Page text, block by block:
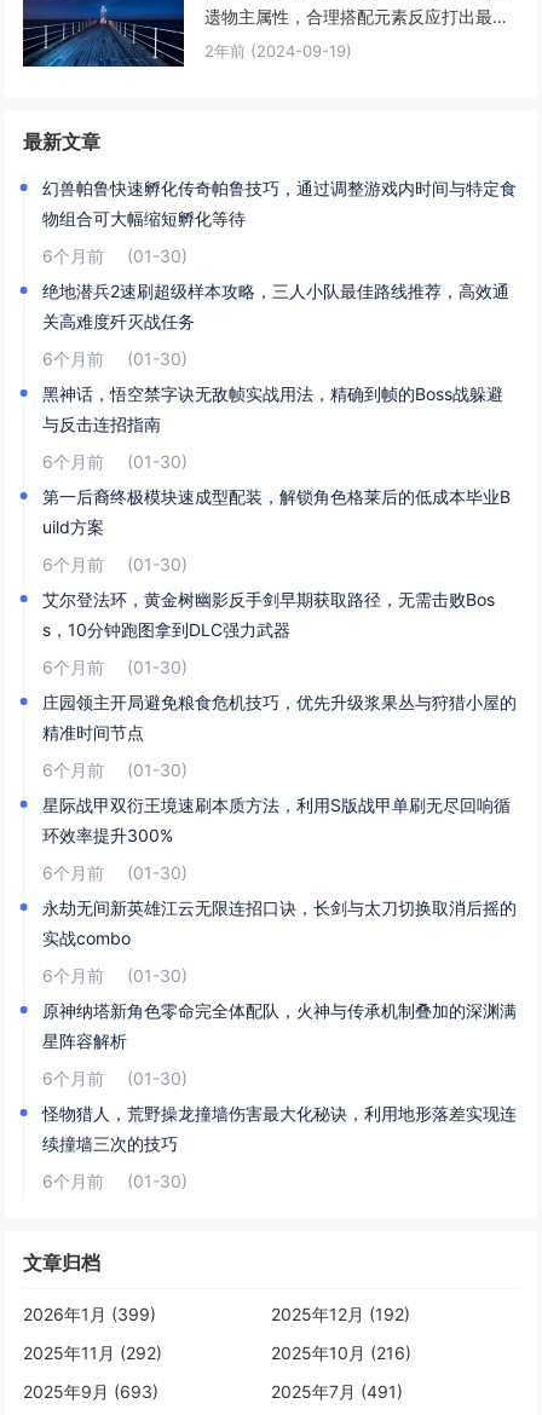
遗物主属性，合理搭配元素反应打出最大
伤害
2年前 (2024-09-19)
最新文章
幻兽帕鲁快速孵化传奇帕鲁技巧，通过调整游戏内时间与特定食
物组合可大幅缩短孵化等待
6个月前
(01-30)
绝地潜兵2速刷超级样本攻略，三人小队最佳路线推荐，高效通
关高难度歼灭战任务
6个月前
(01-30)
黑神话，悟空禁字诀无敌帧实战用法，精确到帧的Boss战躲避
与反击连招指南
6个月前
(01-30)
第一后裔终极模块速成型配装，解锁角色格莱后的低成本毕业B
uild方案
6个月前
(01-30)
艾尔登法环，黄金树幽影反手剑早期获取路径，无需击败Bos
s，10分钟跑图拿到DLC强力武器
6个月前
(01-30)
庄园领主开局避免粮食危机技巧，优先升级浆果丛与狩猎小屋的
精准时间节点
6个月前
(01-30)
星际战甲双衍王境速刷本质方法，利用S版战甲单刷无尽回响循
环效率提升300%
6个月前
(01-30)
永劫无间新英雄江云无限连招口诀，长剑与太刀切换取消后摇的
实战combo
6个月前
(01-30)
原神纳塔新角色零命完全体配队，火神与传承机制叠加的深渊满
星阵容解析
6个月前
(01-30)
怪物猎人，荒野操龙撞墙伤害最大化秘诀，利用地形落差实现连
续撞墙三次的技巧
6个月前
(01-30)
文章归档
2026年1月 (399)
2025年12月 (192)
2025年11月 (292)
2025年10月 (216)
2025年9月 (693)
2025年7月 (491)